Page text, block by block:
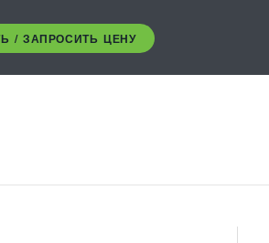
/ ЗАПРОСИТЬ ЦЕНУ